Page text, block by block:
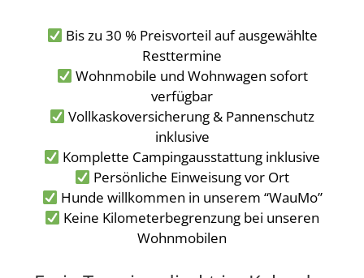
Bis zu 30 % Preisvorteil auf ausgewählte
Resttermine
Wohnmobile und Wohnwagen sofort
verfügbar
Vollkaskoversicherung & Pannenschutz
inklusive
Komplette Campingausstattung inklusive
Persönliche Einweisung vor Ort
Hunde willkommen in unserem “WauMo”
Keine Kilometerbegrenzung bei unseren
Wohnmobilen